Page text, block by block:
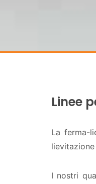
Linee
La ferma-
I nostri